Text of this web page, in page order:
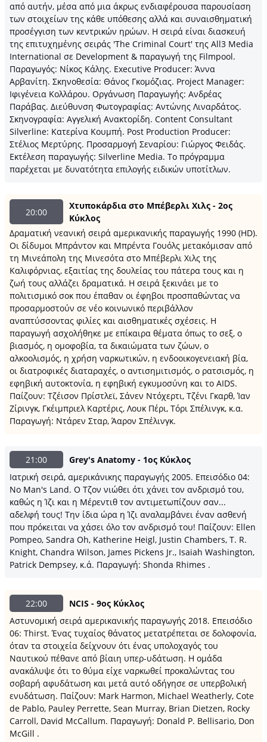
από αυτήν, μέσα από μια άκρως ενδιαφέρουσα παρουσίαση
των στοιχείων της κάθε υπόθεσης αλλά και συναισθηματική
προσέγγιση των κεντρικών ηρώων. Η σειρά είναι διασκευή
της επιτυχημένης σειράς 'The Criminal Court' της All3 Media
International σε Development & παραγωγή της Filmpool.
Παραγωγός: Νίκος Κάλης. Executive Producer: Άννα
Αρβανίτη. Σκηνοθεσία: Θάνος Γκομόζιας. Project Manager:
Ιφιγένεια Κολλάρου. Οργάνωση Παραγωγής: Ανδρέας
Παράβας. Διεύθυνση Φωτογραφίας: Αντώνης Λιναρδάτος.
Σκηνογραφία: Αγγελική Ανακτορίδη. Content Consultant
Silverline: Κατερίνα Κουμπή. Post Production Producer:
Στέλιος Μερτύρης. Προσαρμογή Σεναρίου: Γιώργος Φειδάς.
Εκτέλεση παραγωγής: Silverline Media. Το πρόγραμμα
παρέχεται με δυνατότητα επιλογής ειδικών υποτίτλων.
20:00
Χτυποκάρδια στο Μπέβερλι Χιλς - 2ος
Κύκλος
Δραματική νεανική σειρά αμερικανικής παραγωγής 1990 (HD).
Oι δίδυμοι Μπράντον και Μπρέντα Γουόλς μετακόμισαν από
τη Μινεάπολη της Μινεσότα στο Μπέβερλι Χιλς της
Καλιφόρνιας, εξαιτίας της δουλείας του πάτερα τους και η
ζωή τους αλλάζει δραματικά. Η σειρά ξεκινάει με το
πολιτισμικό σοκ που έπαθαν οι έφηβοι προσπαθώντας να
προσαρμοστούν σε νέο κοινωνικό περιβάλλον
αναπτύσσοντας φιλίες και αισθηματικές σχέσεις. Η
παραγωγή ασχολήθηκε με επίκαιρα θέματα όπως το σεξ, ο
βιασμός, η ομοφοβία, τα δικαιώματα των ζώων, ο
αλκοολισμός, η χρήση ναρκωτικών, η ενδοοικογενειακή βία,
οι διατροφικές διαταραχές, ο αντισημιτισμός, ο ρατσισμός, η
εφηβική αυτοκτονία, η εφηβική εγκυμοσύνη και το AIDS.
Παίζουν: Τζέισον Πρίστλεϊ, Σάνεν Ντόχερτι, Τζένι Γκαρθ, Ίαν
Ζίρινγκ, Γκέιμπριελ Καρτέρις, Λουκ Πέρι, Τόρι Σπέλινγκ, κ.α.
Παραγωγή: Ντάρεν Σταρ, Άαρον Σπέλινγκ.
21:00
Grey's Anatomy - 1ος Κύκλος
Ιατρική σειρά, αμερικάνικης παραγωγής 2005. Επεισόδιο 04:
No Man's Land. Ο Τζον νιώθει ότι χάνει τον ανδρισμό του,
καθώς η Ίζι και η Μέρεντιθ τον αντιμετωπίζουν σαν...
αδελφή τους! Την ίδια ώρα η Ίζι αναλαμβάνει έναν ασθενή
που πρόκειται να χάσει όλο τον ανδρισμό του! Παίζουν: Ellen
Pompeo, Sandra Oh, Katherine Heigl, Justin Chambers, T. R.
Knight, Chandra Wilson, James Pickens Jr., Isaiah Washington,
Patrick Dempsey, κ.ά. Παραγωγή: Shonda Rhimes .
22:00
NCIS - 9ος Κύκλος
Αστυνομική σειρά αμερικανικής παραγωγής 2018. Επεισόδιο
06: Thirst. Ένας τυχαίος θάνατος μετατρέπεται σε δολοφονία,
όταν τα στοιχεία δείχνουν ότι ένας υπολοχαγός του
Ναυτικού πέθανε από βίαιη υπερ-υδάτωση. Η ομάδα
ανακάλυψε ότι το θύμα είχε ναρκωθεί προκαλώντας του
σοβαρή αφυδάτωση και μετά αυτό οδήγησε σε υπερβολική
ενυδάτωση. Παίζουν: Mark Harmon, Michael Weatherly, Cote
de Pablo, Pauley Perrette, Sean Murray, Brian Dietzen, Rocky
Carroll, David McCallum. Παραγωγή: Donald P. Bellisario, Don
McGill .